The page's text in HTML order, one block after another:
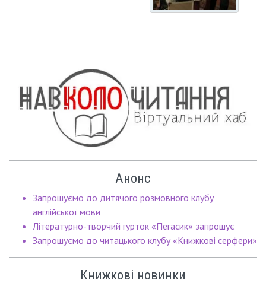
Анонс
Запрошуємо до дитячого розмовного клубу
англійської мови
Літературно-творчий гурток «Пегасик» запрошує
Запрошуємо до читацького клубу «Книжкові серфери»
Книжкові новинки